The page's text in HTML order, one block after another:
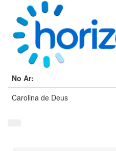
No Ar:
Carolina de Deus